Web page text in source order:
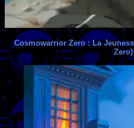
Cosmowarrior Zero : La
Zero)